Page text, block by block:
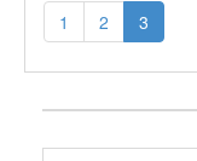
1 2 3